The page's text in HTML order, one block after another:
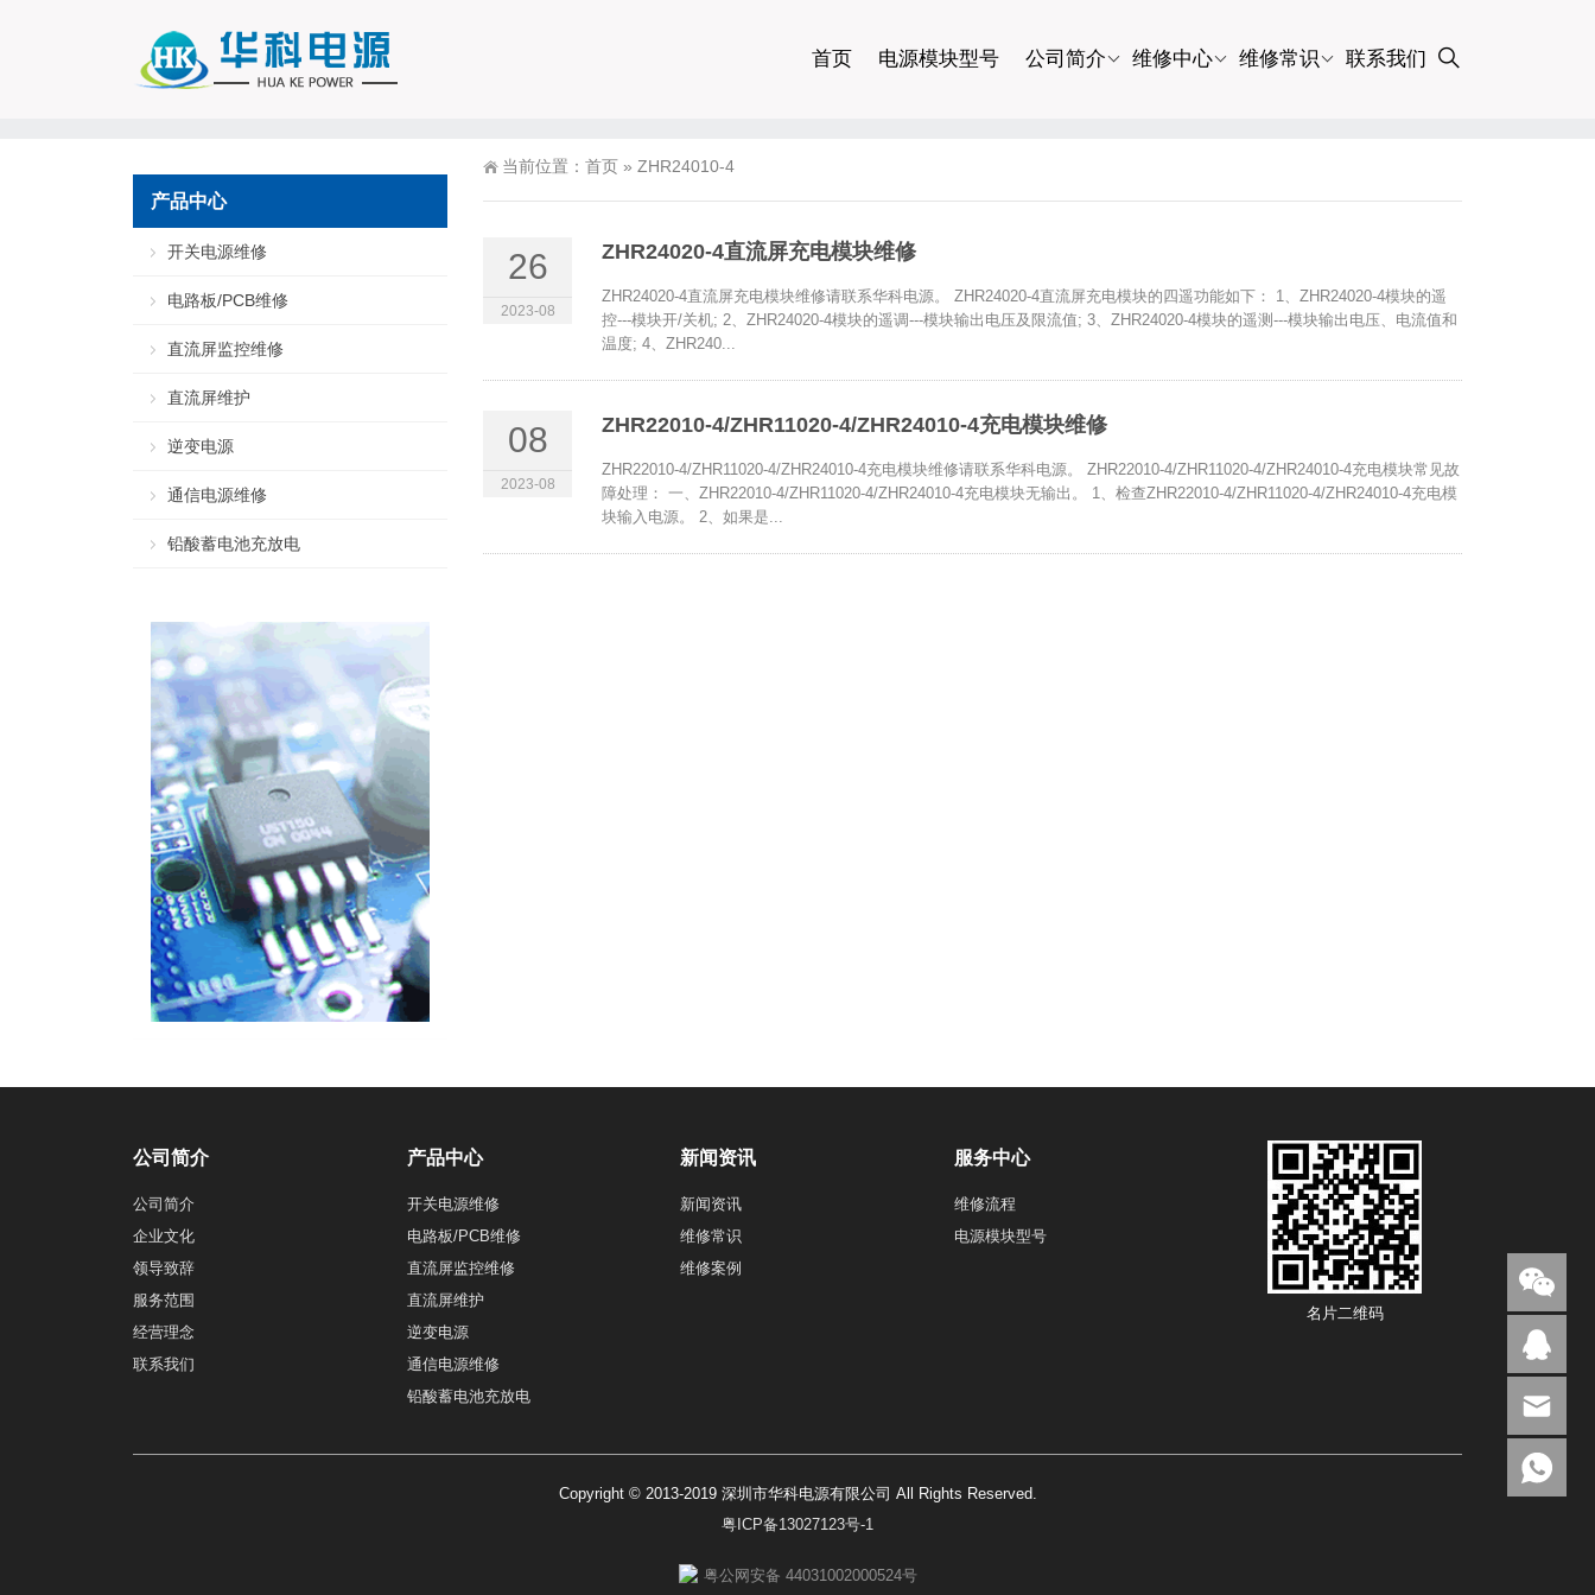
首页 电源模块型号 公司简介 维修中心 维修常识 联系我们
当前位置： 首页 » ZHR24010-4
26
2023-08
ZHR24020-4直流屏充电模块维修
ZHR24020-4直流屏充电模块维修请联系华科电源。 ZHR24020-4直流屏充电模块的四遥功能如下： 1、ZHR24020-4模块的遥
控---模块开/关机; 2、ZHR24020-4模块的遥调---模块输出电压及限流值; 3、ZHR24020-4模块的遥测---模块输出电压、电流值和
温度; 4、ZHR240...
08
2023-08
ZHR22010-4/ZHR11020-4/ZHR24010-4充电模块维修
ZHR22010-4/ZHR11020-4/ZHR24010-4充电模块维修请联系华科电源。 ZHR22010-4/ZHR11020-4/ZHR24010-4充电模块常见故
障处理： 一、ZHR22010-4/ZHR11020-4/ZHR24010-4充电模块无输出。 1、检查ZHR22010-4/ZHR11020-4/ZHR24010-4充电模
块输入电源。 2、如果是...
产品中心
开关电源维修
电路板/PCB维修
直流屏监控维修
直流屏维护
逆变电源
通信电源维修
铅酸蓄电池充放电
公司简介
公司简介
企业文化
领导致辞
服务范围
经营理念
联系我们
产品中心
开关电源维修
电路板/PCB维修
直流屏监控维修
直流屏维护
逆变电源
通信电源维修
铅酸蓄电池充放电
新闻资讯
新闻资讯
维修常识
维修案例
服务中心
维修流程
电源模块型号
名片二维码
Copyright © 2013-2019 深圳市华科电源有限公司 All Rights Reserved.
粤ICP备13027123号-1
粤公网安备 44031002000524号